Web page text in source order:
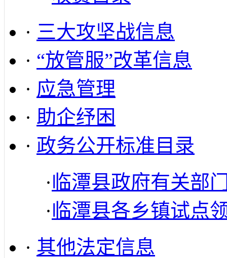
· 三大攻坚战信息
· “放管服”改革信息
· 应急管理
· 助企纾困
· 政务公开标准目录
·临潭县政府有关部
·临潭县各乡镇试点
· 其他法定信息